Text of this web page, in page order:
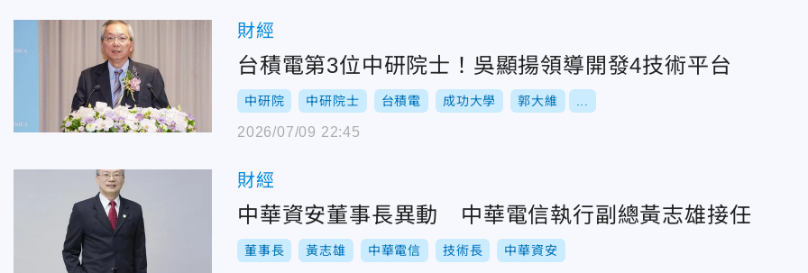
財經
台積電第3位中研院士！吳顯揚領導開發4技術平台
中研院 中研院士 台積電 成功大學 郭大維
2026/07/09 22:45
財經
中華資安董事長異動 中華電信執行副總黃志雄接任
董事長 黃志雄 中華電信 技術長 中華資安